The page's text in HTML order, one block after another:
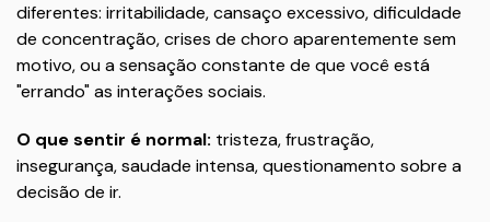
diferentes: irritabilidade, cansaço excessivo, dificuldade
de concentração, crises de choro aparentemente sem
motivo, ou a sensação constante de que você está
"errando" as interações sociais.
O que sentir é normal: tristeza, frustração,
insegurança, saudade intensa, questionamento sobre a
decisão de ir.